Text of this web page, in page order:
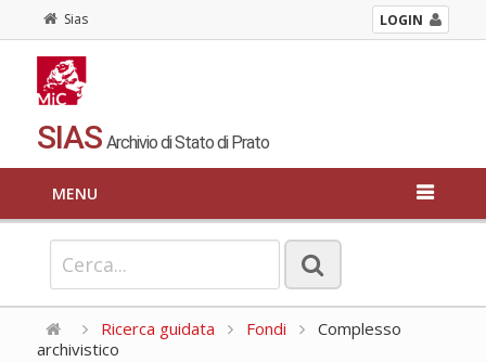
Sias LOGIN
SIAS Archivio di Stato di Prato
MENU
Ricerca guidata Fondi
Complesso
archivistico